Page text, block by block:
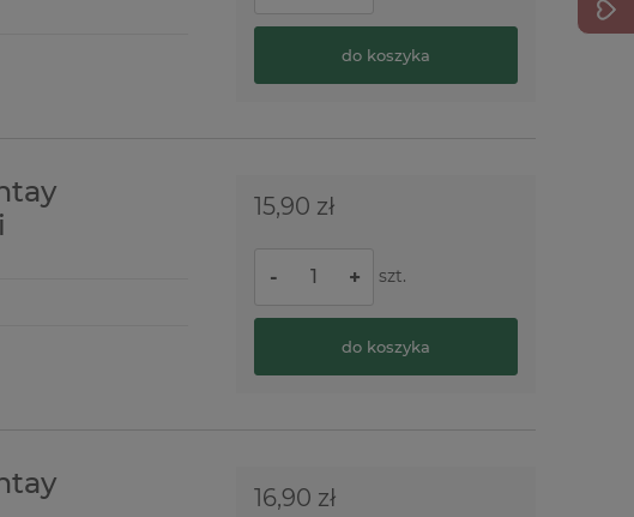
15cm do powieszenia
do koszyka
15,90 zł
- + szt.
do koszyka
16,90 zł